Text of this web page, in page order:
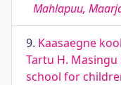
Mahlapuu,
9. Kaasaegne
Tartu H.
school for